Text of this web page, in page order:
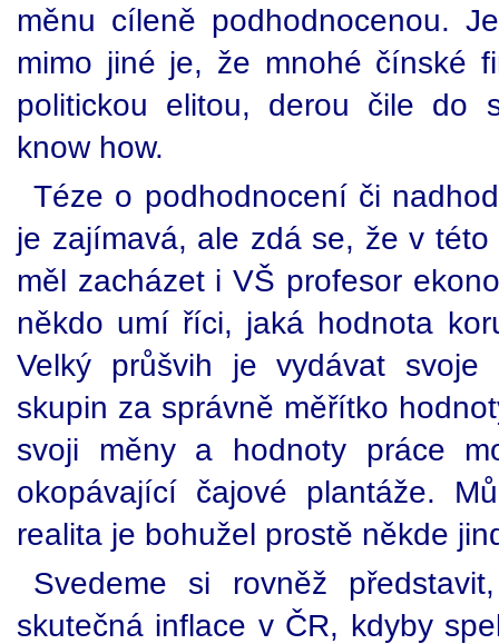
měnu cíleně podhodnocenou.
mimo jiné je, že mnohé čínské
politickou elitou, derou čile do
know how.
Téze o podhodnocení či
je zajímavá, ale zdá se, že v
měl zacházet i VŠ profesor
někdo umí říci, jaká hodnota
Velký průšvih je vydávat svoje
skupin za správně měřítko
svoji měny a hodnoty práce
okopávající čajové plantáže.
realita je bohužel prostě někde
Svedeme si rovněž
skutečná inflace v ČR, kdyby